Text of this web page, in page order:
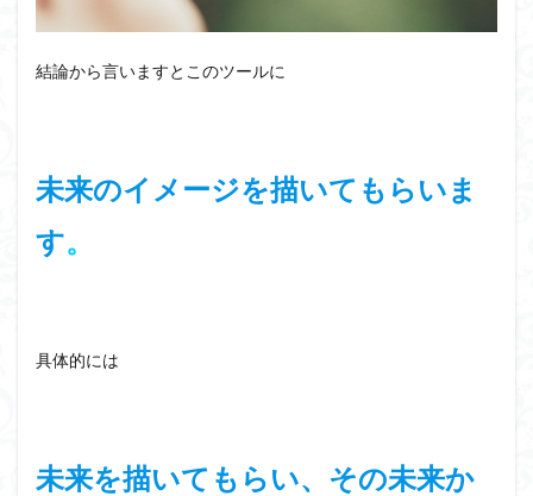
結論から言いますとこのツールに
未来のイメージを描いてもらいま
す。
具体的には
未来を描いてもらい、その未来か